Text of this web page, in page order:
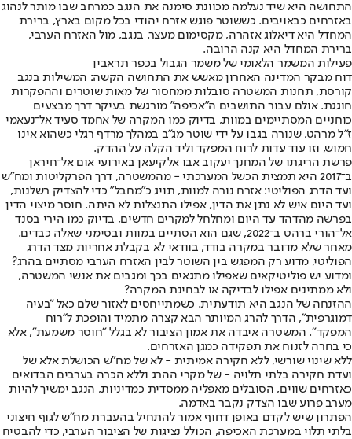
התחושה היא שיד נעלמה מכוונת סימנה את הנגב כמרחב שבו מותר לנהוג
באזרחים כבאויבים. כששוטר פוגש אזרח יהודי בכל מקום בארץ, ברירת
המחדל היא דיאלוג אזהרה, מקסימום מעצר. בנגב, מול האזרח הערבי,
ברירת המחדל היא קנה הרובה.
פעילות המשמר הלאומי של משמר הגבול בכפר תראבין
דוח מבקר המדינה האחרון מאשש את התחושה הקשה: המשילות בנגב
קורסת, תחנות המשטרה סובלות ממחסור של מאות שוטרים וההפקרות
חוגגת. אולם עבור התושבים ה"אכיפה" מורגשת בעיקר דרך מבצעים
כוחניים המסתיימים במוות, בדיוק כמו המקרה של אחמד סעיד אל־נעאמי
ז"ל מרהט, שנורה בגבו על ידי שוטר מג"ב במהלך מרדף רגלי כשהוא אינו
חמוש, וזו עוד עדות לרוח המפקד וליד הקלה על ההדק.
פרשת הריגתו של המחנך יעקוב אבו אלקיעאן באירועי אום אל־חיראן
ב־2017 היא תמצית הכשל המערכתי - מהמשטרה, דרך הפרקליטות ומח"ש
ועד הדרג הפוליטי: אזרח נורה למוות, תויג כ"מחבל" כדי להצדיק רשלנות,
ועד היום איש לא נתן את הדין, אפילו התנצלות לא היתה. חוסר מיצוי הדין
בפרשה מהדהד עד היום ומחלחל למקרים חדשים, בדיוק כמו הירי בסנד
אל־הורי ברהט ב־2022, שגם הוא הסתיים במוות ובסימני שאלה כבדים.
מאחר שלא מדובר במקרה בודד, בוודאי לא בקבלת אחריות מצד הדרג
הפוליטי, מדוע רק המפגש בין השוטר לבין האזרח הערבי מסתיים בהרג?
ומדוע יש פוליטיקאים שאפילו מתגאים בכך ומגבים את אנשי המשטרה,
ולא ממתינים אפילו לבדיקה או לבחינת המקרה?
ההזנחה של הנגב היא תודעתית. כשמתייחסים לאזור שלם כאל "בעיה
דמוגרפית", הדרך להרג המיותר הבא קצרה מתמיד והופכת ל"רוח
המפקד". המשטרה איבדה את אמון הציבור לא בגלל "חוסר משמעת", אלא
כי בחרה לזנוח את תפקידה כמגן האזרחים.
ללא שינוי שורשי, ללא חקירה אמיתית - לא של מח"ש הכושלת אלא של
ועדת חקירה בלתי תלויה - של מקרי ההרג וללא הכרה בערבים הבדואים
כאזרחים שווים, הסובלים מאפליה ממסדית כמדיניות, הנגב ימשיך להיות
מערב פרוע שבו הצדק נקבר באדמה.
הפתרון שיש לקדם באופן דחוף אמור להתחיל בהעברת מח"ש לגוף חיצוני
בלתי תלוי במערכת האכיפה, הכולל נציגות של הציבור הערבי, כדי להבטיח